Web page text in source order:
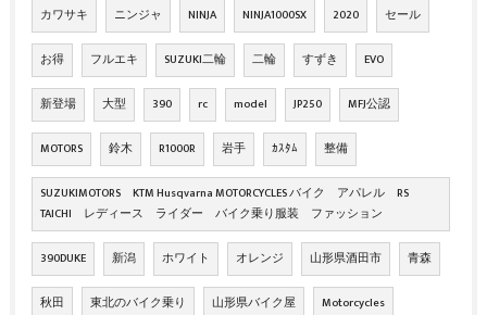
カワサキ ニンジャ NINJA NINJA1000SX 2020 セール
お得 フルエキ SUZUKI二輪 二輪 すずき EVO
新登場 大型 390 rc model JP250 MFJ公認
MOTORS 鈴木 R1000R 岩手 ｶｽﾀﾑ 整備
SUZUKIMOTORS KTM Husqvarna MOTORCYCLES バイク アパレル RS
TAICHI レディース ライダー バイク乗り服装 ファッション
390DUKE 新潟 ホワイト オレンジ 山形県酒田市 青森
秋田 東北のバイク乗り 山形県バイク屋 Motorcycles